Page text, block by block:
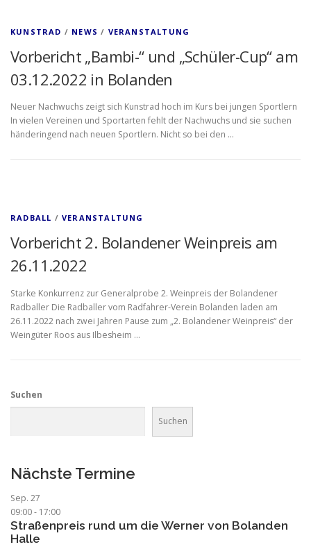
KUNSTRAD / NEWS / VERANSTALTUNG
Vorbericht „Bambi-“ und „Schüler-Cup“ am
03.12.2022 in Bolanden
Neuer Nachwuchs zeigt sich Kunstrad hoch im Kurs bei jungen Sportlern
In vielen Vereinen und Sportarten fehlt der Nachwuchs und sie suchen
händeringend nach neuen Sportlern. Nicht so bei den …
RADBALL /VERANSTALTUNG
Vorbericht 2. Bolandener Weinpreis am
26.11.2022
Starke Konkurrenz zur Generalprobe 2. Weinpreis der Bolandener
Radballer Die Radballer vom Radfahrer-Verein Bolanden laden am
26.11.2022 nach zwei Jahren Pause zum „2. Bolandener Weinpreis“ der
Weingüter Roos aus Ilbesheim …
Suchen
Suchen
Nächste Termine
Sep. 27
09:00- 17:00
Straßenpreis rund um die Werner von Bolanden
Halle